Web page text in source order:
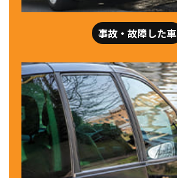
事故・故障した車